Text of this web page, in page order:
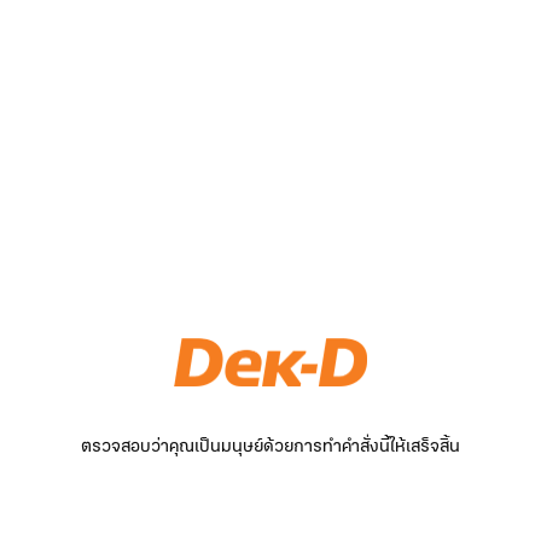
ตรวจสอบว่าคุณเป็นมนุษย์ด้วยการทำคำสั่งนี้ให้เสร็จสิ้น